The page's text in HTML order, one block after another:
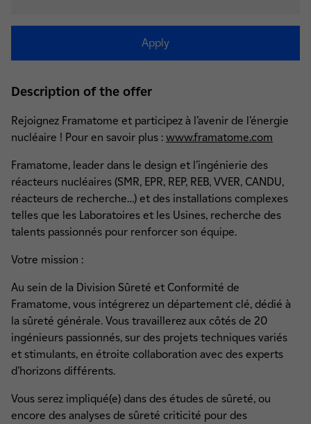
Apply
Description of the offer
Rejoignez Framatome et participez à l’avenir de l’énergie
nucléaire ! Pour en savoir plus : www.framatome.com
Framatome, leader dans le design et l’ingénierie des
réacteurs nucléaires (SMR, EPR, REP, REB, VVER, CANDU,
réacteurs de recherche…) et des installations complexes
telles que les Laboratoires et les Usines, recherche des
talents passionnés pour renforcer son équipe.
Votre mission :
Au sein de la Division Sûreté et Conformité de
Framatome, vous intégrerez un département clé, dédié à
la sûreté générale. Vous travaillerez aux côtés de 20
ingénieurs passionnés, sur des projets techniques variés
et stimulants, en étroite collaboration avec des experts
d’horizons différents.
Vous serez impliqué(e) dans des études de sûreté, ou
encore des analyses de sûreté criticité pour des